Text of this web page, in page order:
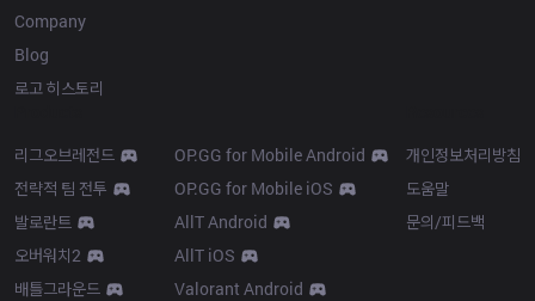
Company
Blog
로고 히스토리
리그오브레전드
전략적 팀 전투
발로란트
오버워치2
배틀그라운드
OP.GG for Mobile Android
OP.GG for Mobile iOS
AllT Android
AllT iOS
Valorant Android
개인정보처리방침
도움말
문의/피드백